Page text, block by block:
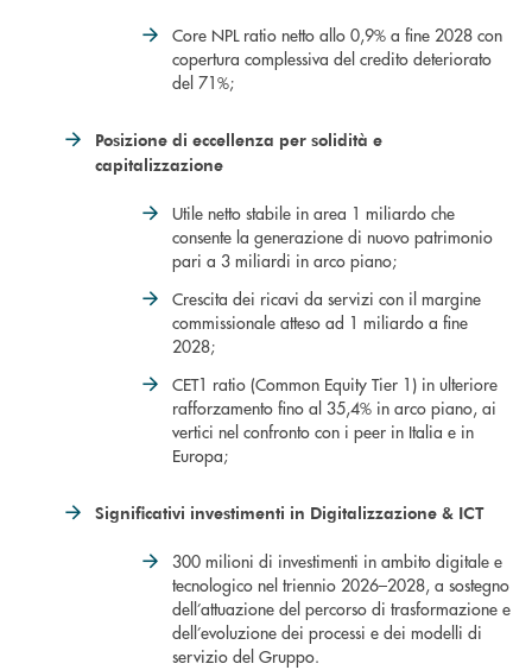
Core NPL ratio netto allo 0,9% a fine 2028 con
copertura complessiva del credito deteriorato
del 71%;
Posizione di eccellenza per solidità e
capitalizzazione
Utile netto stabile in area 1 miliardo che
consente la generazione di nuovo patrimonio
pari a 3 miliardi in arco piano;
Crescita dei ricavi da servizi con il margine
commissionale atteso ad 1 miliardo a fine
2028;
CET1 ratio (Common Equity Tier 1) in ulteriore
rafforzamento fino al 35,4% in arco piano, ai
vertici nel confronto con i peer in Italia e in
Europa;
Significativi investimenti in Digitalizzazione & ICT
300 milioni di investimenti in ambito digitale e
tecnologico nel triennio 2026–2028, a sostegno
dell’attuazione del percorso di trasformazione e
dell’evoluzione dei processi e dei modelli di
servizio del Gruppo.